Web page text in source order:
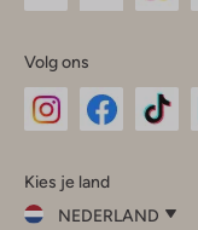
Volg ons
InstagramFacebook
Kies je land
NEDERLAND